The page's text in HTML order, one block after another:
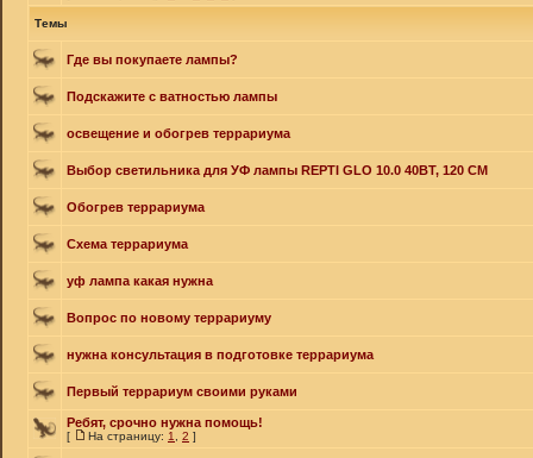
Темы
Где вы покупаете лампы?
Подскажите с ватностью лампы
освещение и обогрев террариума
Выбор светильника для УФ лампы REPTI GLO 10.0 40ВТ, 120 СМ
Обогрев террариума
Схема террариума
уф лампа какая нужна
Вопрос по новому террариуму
нужна консультация в подготовке террариума
Первый террариум своими руками
Ребят, срочно нужна помощь!
[ На страницу: 1 2 ]